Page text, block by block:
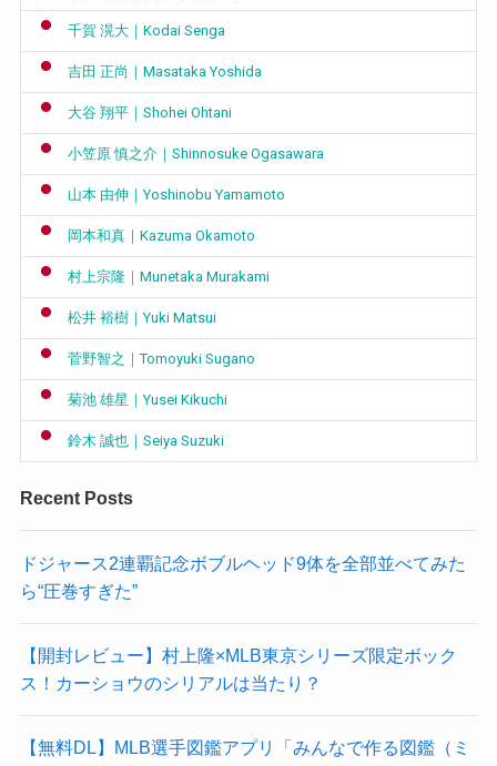
千賀 滉大｜Kodai Senga
吉田 正尚｜Masataka Yoshida
大谷 翔平｜Shohei Ohtani
小笠原 慎之介｜Shinnosuke Ogasawara
山本 由伸｜Yoshinobu Yamamoto
岡本和真｜Kazuma Okamoto
村上宗隆｜Munetaka Murakami
松井 裕樹｜Yuki Matsui
菅野智之｜Tomoyuki Sugano
菊池 雄星｜Yusei Kikuchi
鈴木 誠也｜Seiya Suzuki
Recent Posts
ドジャース2連覇記念ボブルヘッド9体を全部並べてみた
ら“圧巻すぎた”
【開封レビュー】村上隆×MLB東京シリーズ限定ボック
ス！カーショウのシリアルは当たり？
【無料DL】MLB選手図鑑アプリ「みんなで作る図鑑（ミ